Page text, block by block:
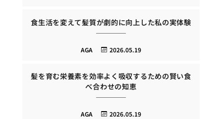
食生活を変えて髪質が劇的に向上した私の実体験
2026.05.19
AGA
髪を育む栄養素を効率よく吸収するための賢い食
べ合わせの知恵
2026.05.19
AGA